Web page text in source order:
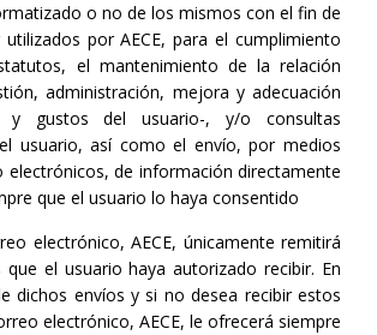
o no de los mismos con el fin de
por AECE, para el cumplimiento
el mantenimiento de la relación
administración, mejora y adecuación
y gustos del usuario-, y/o consultas
usuario, así como el envío, por medios
electrónicos, de información directamente
que el usuario lo haya consentido
electrónico, AECE, únicamente remitirá
que el usuario haya autorizado recibir. En
dichos envíos y si no desea recibir estos
electrónico, AECE, le ofrecerá siempre